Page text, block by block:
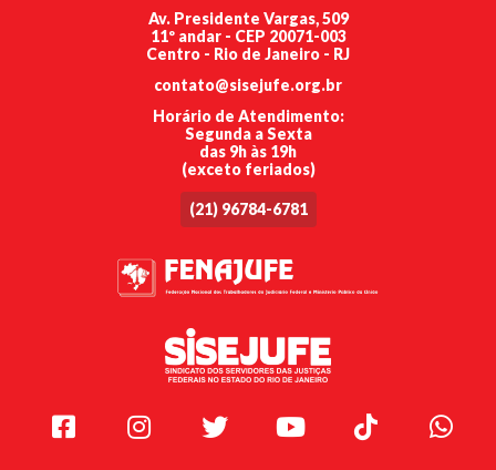
Av. Presidente Vargas, 509
11º andar - CEP 20071-003
Centro - Rio de Janeiro - RJ
contato@sisejufe.org.br
Horário de Atendimento:
Segunda a Sexta
das 9h às 19h
(exceto feriados)
(21) 96784-6781
Facebook Instagram Twitter Youtube TikTok